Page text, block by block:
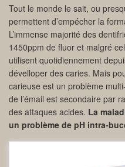
Tout le monde le sait, ou
permettent d’empécher la
L’immense majorité des
1450ppm de fluor et malgré
utilisent quotidiennement
dévelloper des caries. Mais
carieuse est un problème
de l’émail est secondaire par
des attaques acides. La
un problème de pH intra-